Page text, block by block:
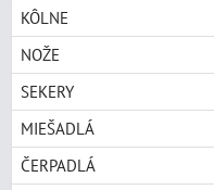
KÔLNE
NOŽE
SEKERY
MIEŠADLÁ
ČERPADLÁ